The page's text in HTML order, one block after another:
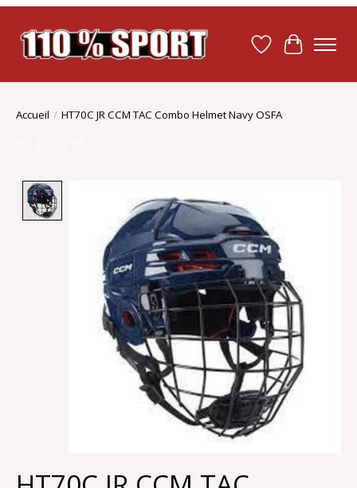
Liste dePanier
Accueil / HT70C JR CCM TAC Combo Helmet Navy OSFA